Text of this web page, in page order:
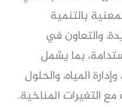
بالتنمية
والتعاون في
بما يشمل
المياه، والحلول
مع التغيرات المناخية.